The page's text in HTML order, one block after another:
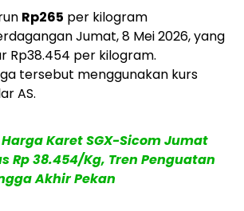
Rp265 per kilogram
Jumat, 8 Mei 2026, yang
Rp38.454 per kilogram.
tersebut menggunakan kurs
AS.
Harga Karet SGX-Sicom Jumat
Rp 38.454/Kg, Tren Penguatan
Akhir Pekan